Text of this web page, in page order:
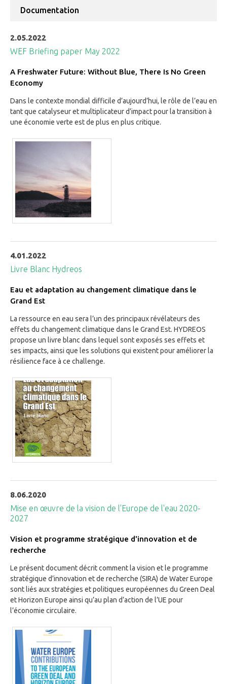
Documentation
2.05.2022
WEF Briefing paper May 2022
A Freshwater Future: Without Blue, There Is No Green
Economy
Dans le contexte mondial difficile d’aujourd’hui, le rôle de l’eau en
tant que catalyseur et multiplicateur d’impact pour la transition à
une économie verte est de plus en plus critique.
4.01.2022
Livre Blanc Hydreos
Eau et adaptation au changement climatique dans le
Grand Est
La ressource en eau sera l’un des principaux révélateurs des
effets du changement climatique dans le Grand Est. HYDREOS
propose un livre blanc dans lequel sont exposés ses effets et
ses impacts, ainsi que les solutions qui existent pour améliorer la
résilience face à ce challenge.
8.06.2020
Mise en œuvre de la vision de l'Europe de l'eau 2020-
2027
Vision et programme stratégique d'innovation et de
recherche
Le présent document décrit comment la vision et le programme
stratégique d’innovation et de recherche (SIRA) de Water Europe
sont liés aux stratégies et politiques européennes du Green Deal
et Horizon Europe ainsi qu’au plan d’action de l’UE pour
l’économie circulaire.